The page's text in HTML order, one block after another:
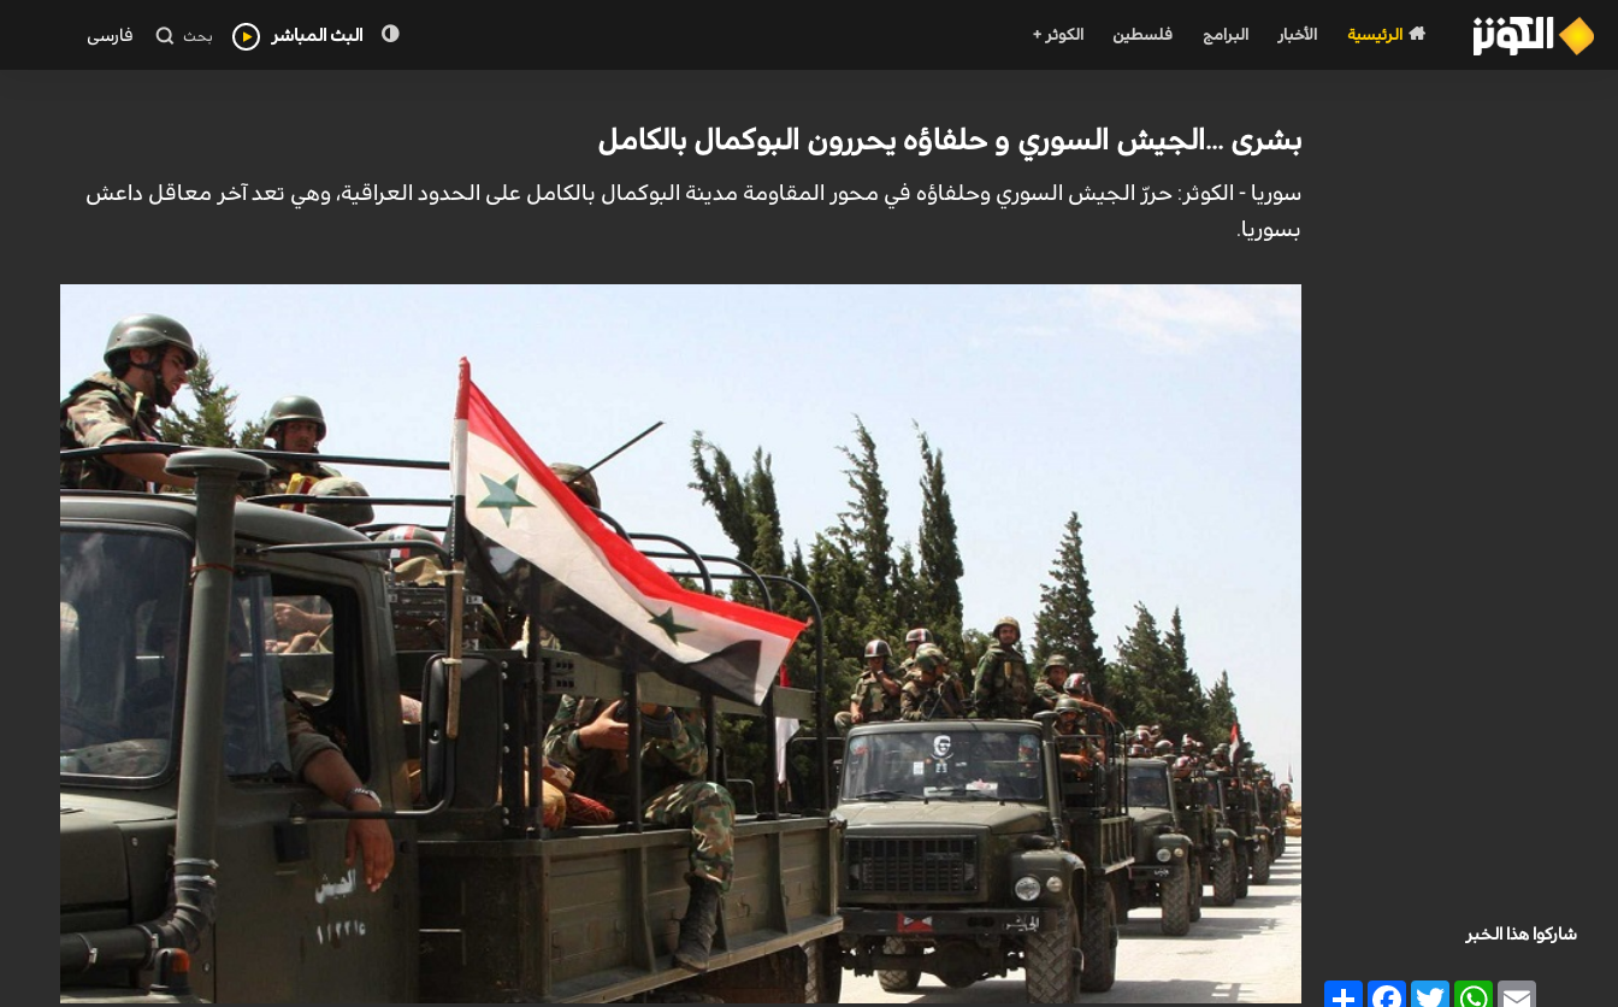
الرئيسية الأخبار البرامج فلسطين الكوثر + البث المباشر بحث فارسی
شاركوا هذا الخبر
Share
FacebookTwitter
WhatsAppEmail
بشرى ...الجيش السوري و حلفاؤه يحررون البوكمال بالكامل
سوريا - الكوثر: حررّ الجيش السوري وحلفاؤه في محور المقاومة مدينة البوكمال بالكامل على الحدود العراقية، وهي تعد آخر معاقل داعش
بسوريا.